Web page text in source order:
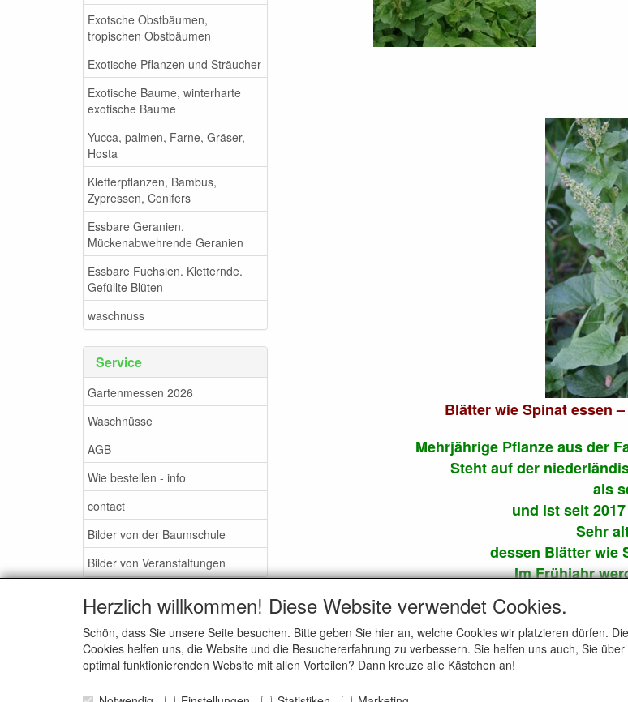
Exotsche Obstbäumen,
tropischen Obstbäumen
Exotische Pflanzen und Sträucher
Exotische Baume, winterharte
exotische Baume
Yucca, palmen, Farne, Gräser,
Hosta
Kletterpflanzen, Bambus,
Zypressen, Conifers
Essbare Geranien.
Mückenabwehrende Geranien
Essbare Fuchsien. Kletternde.
Gefüllte Blüten
waschnuss
Service
Gartenmessen 2026
Waschnüsse
AGB
Wie bestellen - info
contact
Bilder von der Baumschule
Bilder von Veranstaltungen
Blätter wie Spinat essen
Mehrjährige Pflanze aus der
Steht auf der
als
und ist seit
Sehr
dessen Blätter wie
Im Frühjahr
gebleicht und
Herzlich willkommen! Diese Website verwendet Cookies.
Schön, dass Sie unsere Seite besuchen. Bitte geben Sie hier an, welche Cookies wir platzieren dürfen.
Cookies helfen uns, die Website und die Besuchererfahrung zu verbessern. Sie helfen uns auch, Sie
optimal funktionierenden Website mit allen Vorteilen? Dann kreuze alle Kästchen an!